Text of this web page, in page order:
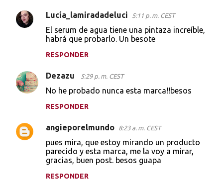
Lucía_lamiradadeluci 5:11 p. m. CEST
El serum de agua tiene una pintaza increíble,
habrá que probarlo. Un besote
RESPONDER
Dezazu 5:29 p. m. CEST
No he probado nunca esta marca!!besos
RESPONDER
angieporelmundo 8:23 a. m. CEST
pues mira, que estoy mirando un producto
parecido y esta marca, me la voy a mirar,
gracias, buen post. besos guapa
RESPONDER